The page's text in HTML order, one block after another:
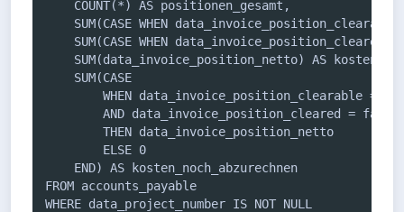
    COUNT(*) AS positionen_gesamt,
SUM(CASE WHEN
SUM(CASE WHEN data_invoice_position_cleared
SUM(data_invoice_position_netto) AS
    SUM(CASE
WHEN data_invoice_position_clearable =
AND data_invoice_position_cleared =
        THEN data_invoice_position_netto
        ELSE 0
    END) AS kosten_noch_abzurechnen
FROM accounts_payable
WHERE data_project_number IS NOT NULL